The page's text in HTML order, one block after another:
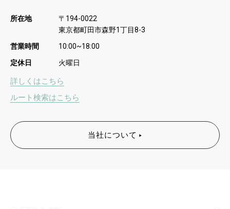
所在地 〒 194-0022
東京都町田市森野1丁目8-3
営業時間 10:00~18:00
定休日 火曜日
詳しくはこちら
ルート検索はこちら
当社について